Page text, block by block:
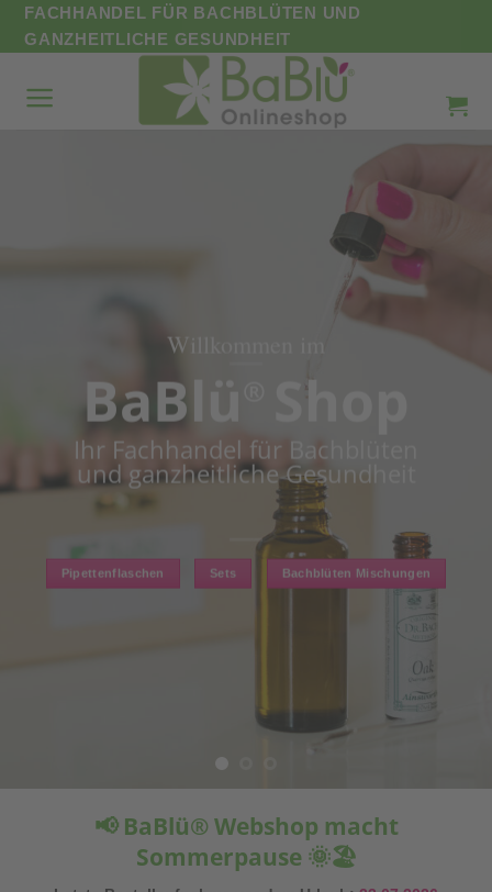
Zum
Inhalt
FACHHANDEL FÜR BACHBLÜTEN UND
GANZHEITLICHE GESUNDHEIT
ab € 10,93
Jetzt kaufen
📢 BaBlü® Webshop macht
Sommerpause 🌞🏖️